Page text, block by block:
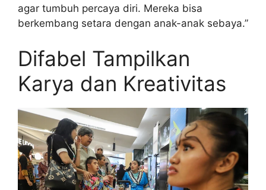
agar tumbuh percaya diri. Mereka bisa
berkembang setara dengan anak-anak sebaya.”
Difabel Tampilkan
Karya dan Kreativitas